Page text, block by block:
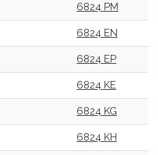
6824 PM
6824 EN
6824 EP
6824 KE
6824 KG
6824 KH